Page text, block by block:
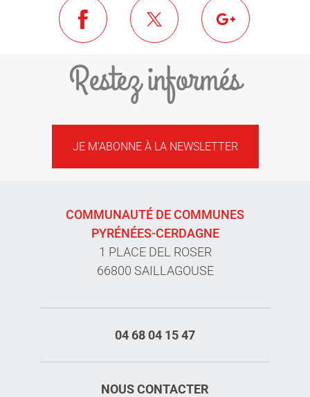
Restez informés
JE M'ABONNE À LA NEWSLETTER
COMMUNAUTÉ DE COMMUNES
PYRÉNÉES-CERDAGNE
1 PLACE DEL ROSER
66800 SAILLAGOUSE
04 68 04 15 47
NOUS CONTACTER